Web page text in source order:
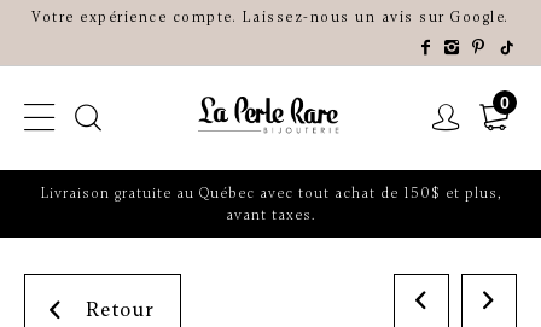
Votre expérience compte. Laissez-nous un avis sur Google.
0
Livraison gratuite au Québec avec tout achat de 150$ et plus,
avant taxes.
Retour